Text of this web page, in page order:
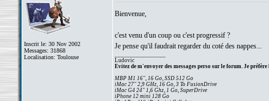
Inscrit le: 30 Nov 2002
Messages: 31868
Localisation: Toulouse
Bienvenue,
c'est venu d'un coup ou c'est progressif ?
Je pense qu'il faudrait regarder du coté des nappes...
Ludovic
Evitez de m'envoyer des messages perso sur le forum. Je préfère
MBP M1 16", 16 Go, SSD 512 Go
iMac 27" 2,9 GHz, 16 Go, 3 To FusionDrive
iMac G4 24" 1,6 Ghz, 1 Go, SuperDrive
iPhone 12 mini 128 Go